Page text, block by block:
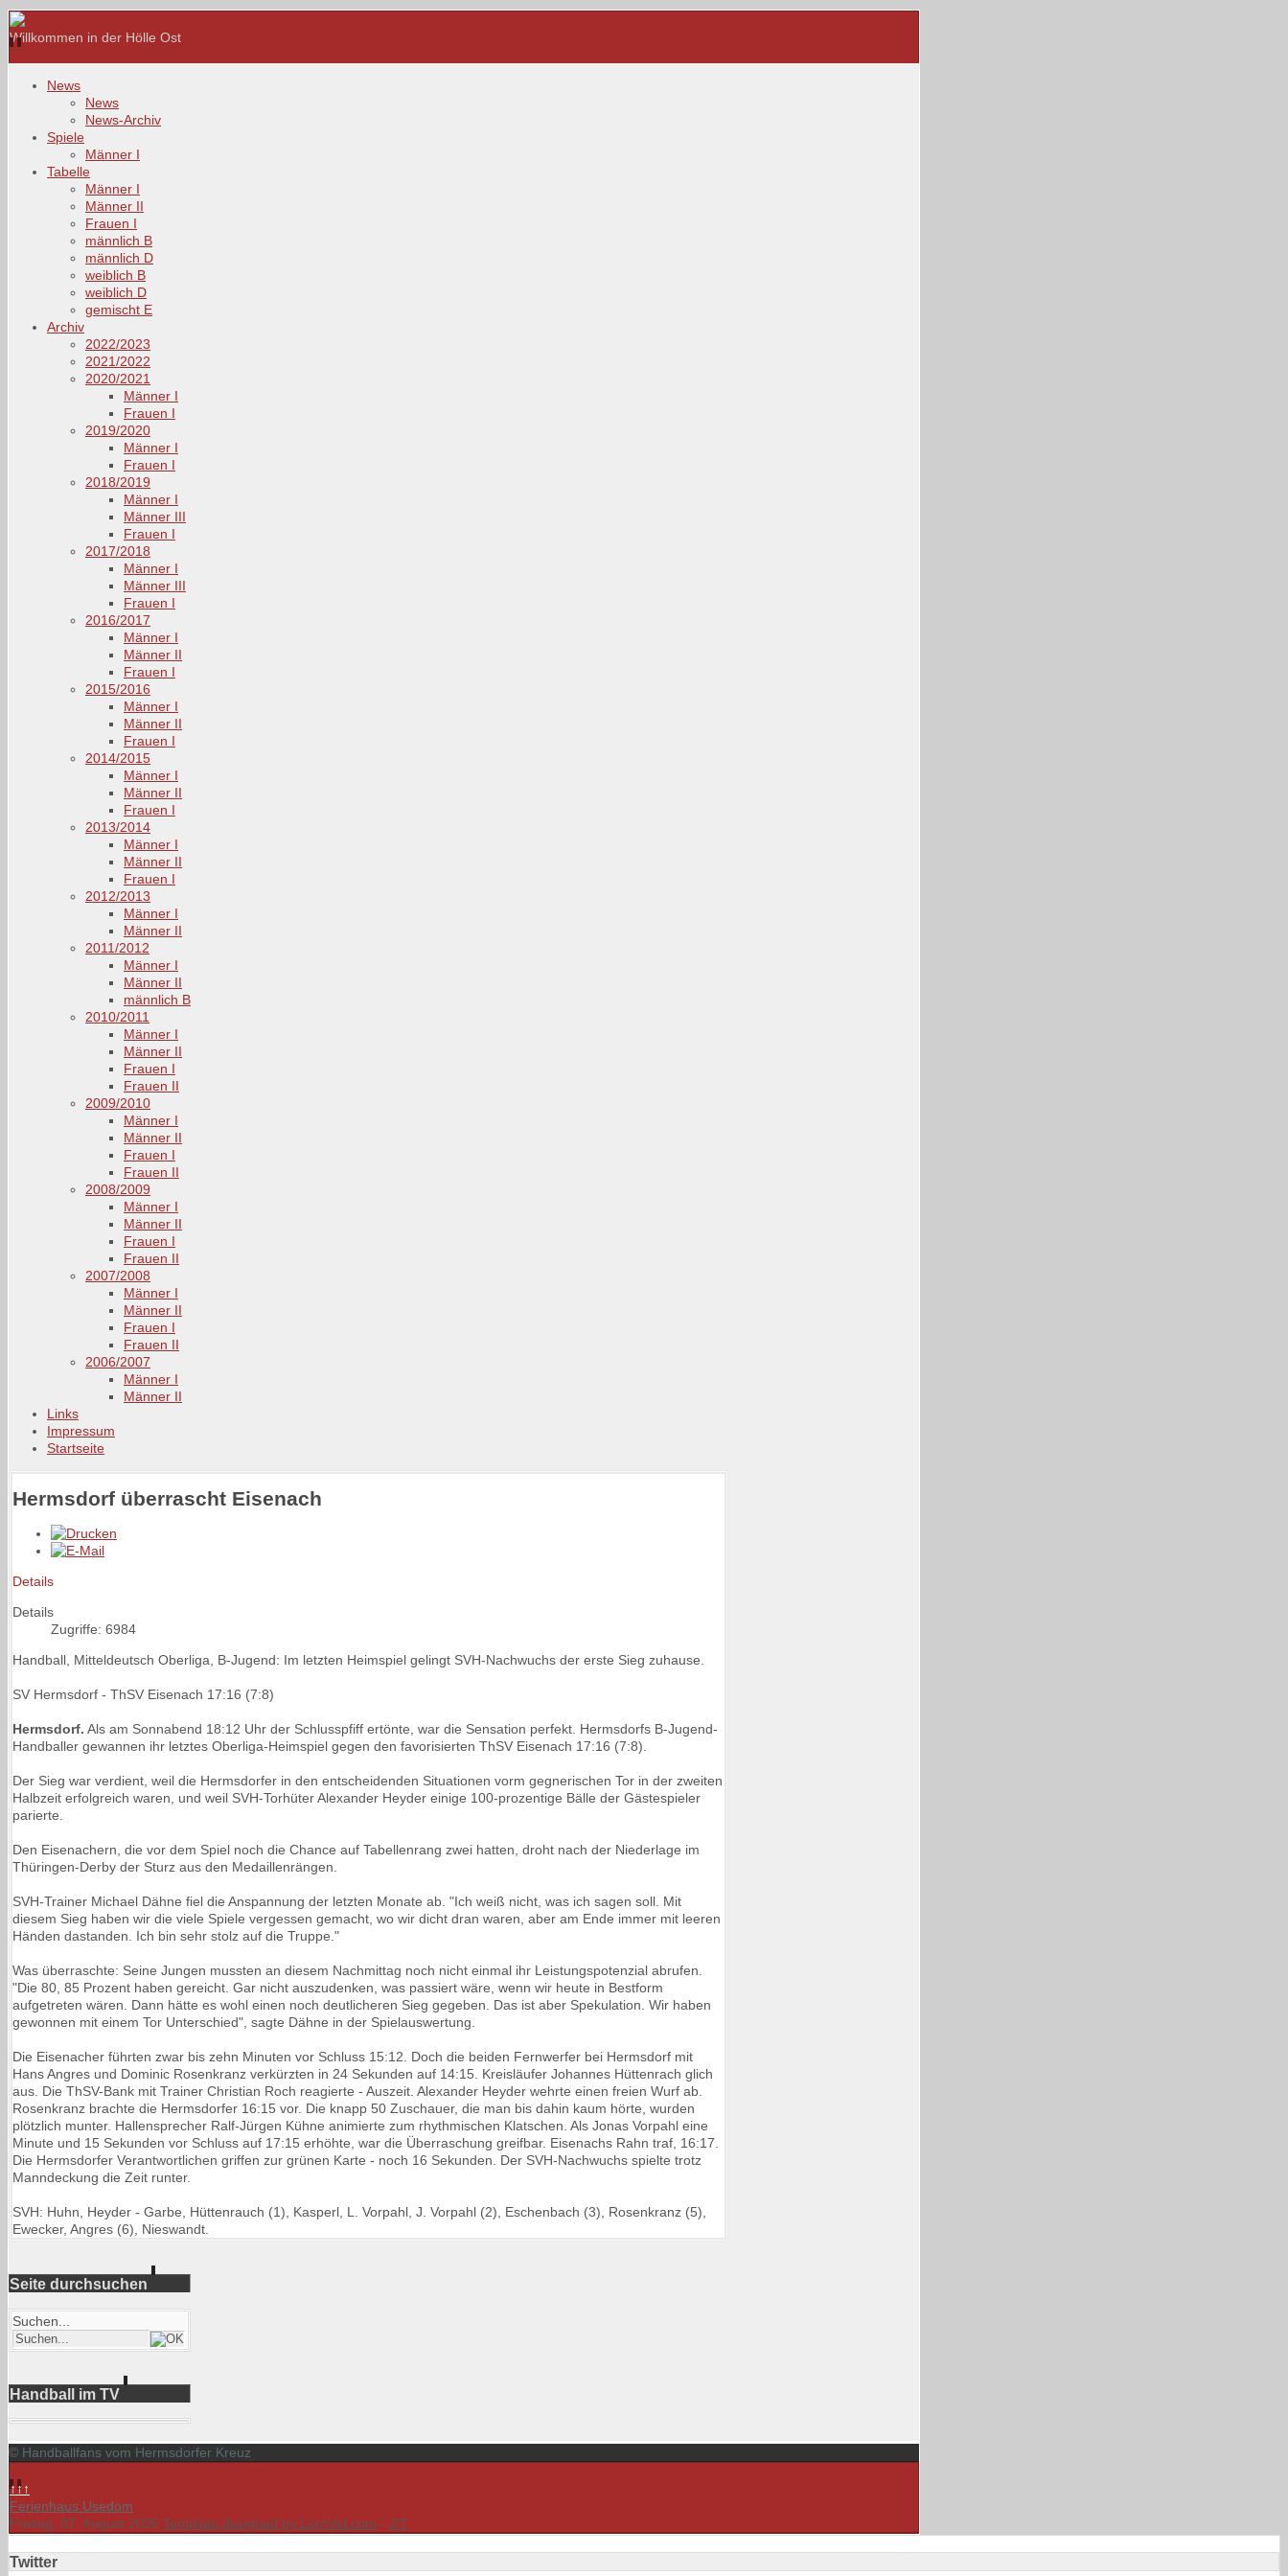
Willkommen in der Hölle Ost
News
News
News-Archiv
Spiele
Männer I
Tabelle
Männer I
Männer II
Frauen I
männlich B
männlich D
weiblich B
weiblich D
gemischt E
Archiv
2022/2023
2021/2022
2020/2021
Männer I
Frauen I
2019/2020
Männer I
Frauen I
2018/2019
Männer I
Männer III
Frauen I
2017/2018
Männer I
Männer III
Frauen I
2016/2017
Männer I
Männer II
Frauen I
2015/2016
Männer I
Männer II
Frauen I
2014/2015
Männer I
Männer II
Frauen I
2013/2014
Männer I
Männer II
Frauen I
2012/2013
Männer I
Männer II
2011/2012
Männer I
Männer II
männlich B
2010/2011
Männer I
Männer II
Frauen I
Frauen II
2009/2010
Männer I
Männer II
Frauen I
Frauen II
2008/2009
Männer I
Männer II
Frauen I
Frauen II
2007/2008
Männer I
Männer II
Frauen I
Frauen II
2006/2007
Männer I
Männer II
Links
Impressum
Startseite
Hermsdorf überrascht Eisenach
Details
Details
Zugriffe: 6984
Handball, Mitteldeutsch Oberliga, B-Jugend: Im letzten Heimspiel gelingt SVH-Nachwuchs der erste Sieg zuhause.
SV Hermsdorf - ThSV Eisenach 17:16 (7:8)
Hermsdorf. Als am Sonnabend 18:12 Uhr der Schlusspfiff ertönte, war die Sensation perfekt. Hermsdorfs B-Jugend-
Handballer gewannen ihr letztes Oberliga-Heimspiel gegen den favorisierten ThSV Eisenach 17:16 (7:8).
Der Sieg war verdient, weil die Hermsdorfer in den entscheidenden Situationen vorm gegnerischen Tor in der zweiten
Halbzeit erfolgreich waren, und weil SVH-Torhüter Alexander Heyder einige 100-prozentige Bälle der Gästespieler
parierte.
Den Eisenachern, die vor dem Spiel noch die Chance auf Tabellenrang zwei hatten, droht nach der Niederlage im
Thüringen-Derby der Sturz aus den Medaillenrängen.
SVH-Trainer Michael Dähne fiel die Anspannung der letzten Monate ab. "Ich weiß nicht, was ich sagen soll. Mit
diesem Sieg haben wir die viele Spiele vergessen gemacht, wo wir dicht dran waren, aber am Ende immer mit leeren
Händen dastanden. Ich bin sehr stolz auf die Truppe."
Was überraschte: Seine Jungen mussten an diesem Nachmittag noch nicht einmal ihr Leistungspotenzial abrufen.
"Die 80, 85 Prozent haben gereicht. Gar nicht auszudenken, was passiert wäre, wenn wir heute in Bestform
aufgetreten wären. Dann hätte es wohl einen noch deutlicheren Sieg gegeben. Das ist aber Spekulation. Wir haben
gewonnen mit einem Tor Unterschied", sagte Dähne in der Spielauswertung.
Die Eisenacher führten zwar bis zehn Minuten vor Schluss 15:12. Doch die beiden Fernwerfer bei Hermsdorf mit
Hans Angres und Dominic Rosenkranz verkürzten in 24 Sekunden auf 14:15. Kreisläufer Johannes Hüttenrach glich
aus. Die ThSV-Bank mit Trainer Christian Roch reagierte - Auszeit. Alexander Heyder wehrte einen freien Wurf ab.
Rosenkranz brachte die Hermsdorfer 16:15 vor. Die knapp 50 Zuschauer, die man bis dahin kaum hörte, wurden
plötzlich munter. Hallensprecher Ralf-Jürgen Kühne animierte zum rhythmischen Klatschen. Als Jonas Vorpahl eine
Minute und 15 Sekunden vor Schluss auf 17:15 erhöhte, war die Überraschung greifbar. Eisenachs Rahn traf, 16:17.
Die Hermsdorfer Verantwortlichen griffen zur grünen Karte - noch 16 Sekunden. Der SVH-Nachwuchs spielte trotz
Manndeckung die Zeit runter.
SVH: Huhn, Heyder - Garbe, Hüttenrauch (1), Kasperl, L. Vorpahl, J. Vorpahl (2), Eschenbach (3), Rosenkranz (5),
Ewecker, Angres (6), Nieswandt.
Seite durchsuchen
Suchen...
Handball im TV
© Handballfans vom Hermsdorfer Kreuz
↑↑↑
Ferienhaus Usedom
Freitag, 07. August 2026 Template designed by LernVid.com - J!T
Twitter